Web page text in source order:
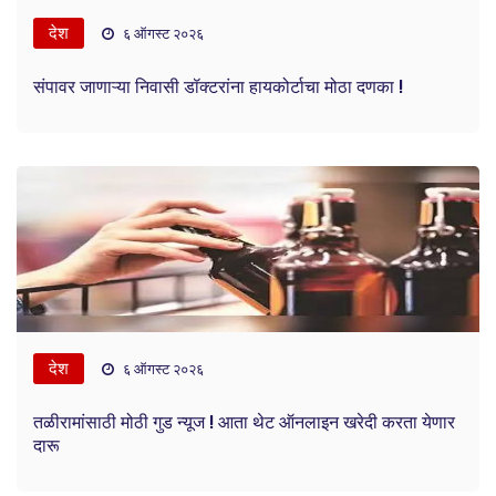
देश ६ ऑगस्ट २०२६
संपावर जाणाऱ्या निवासी डॉक्टरांना हायकोर्टाचा मोठा दणका !
देश ६ ऑगस्ट २०२६
तळीरामांसाठी मोठी गुड न्यूज ! आता थेट ऑनलाइन खरेदी करता येणार
दारू